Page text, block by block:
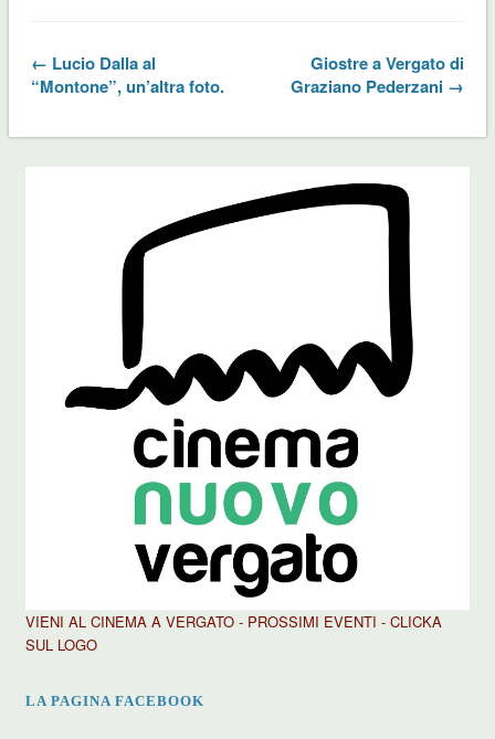
← Lucio Dalla al
“Montone”, un’altra foto.
Giostre a Vergato di
Graziano Pederzani →
VIENI AL CINEMA A VERGATO - PROSSIMI EVENTI - CLICKA
SUL LOGO
LA PAGINA FACEBOOK